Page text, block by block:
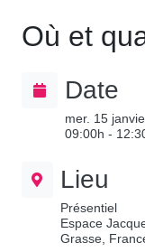
Où et
Date
mer. 15
09:00h -
Lieu
Présentiel
Espace
Grasse,